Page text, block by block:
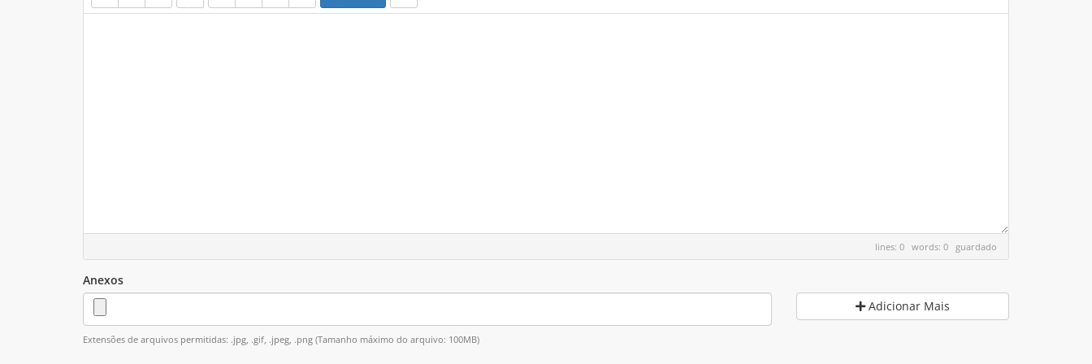
lines: 0 words: 0 guardado
Anexos
Adicionar Mais
Extensões de arquivos permitidas: .jpg, .gif, .jpeg, .png (Tamanho máximo do arquivo: 100MB)